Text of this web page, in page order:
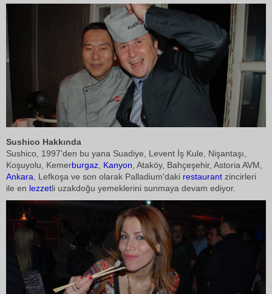
Sushico Hakkında
Sushico, 1997'den bu yana Suadiye, Levent İş Kule, Nişantaşı,
Koşuyolu, Kemerburgaz Kanyon , Ataköy, Bahçeşehir, Astoria AVM,
Ankara , Lefkoşa ve son olarak Palladium'daki restaurant zincirleri
ile en lezzetli uzakdoğu yemeklerini sunmaya devam ediyor.